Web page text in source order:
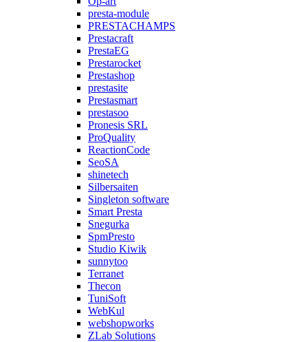
presta-module
PRESTACHAMPS
Prestacraft
PrestaEG
Prestarocket
Prestashop
prestasite
Prestasmart
prestasoo
Pronesis SRL
ProQuality
ReactionCode
SeoSA
shinetech
Silbersaiten
Singleton software
Smart Presta
Snegurka
SpmPresto
Studio Kiwik
sunnytoo
Terranet
Thecon
TuniSoft
WebKul
webshopworks
ZLab Solutions